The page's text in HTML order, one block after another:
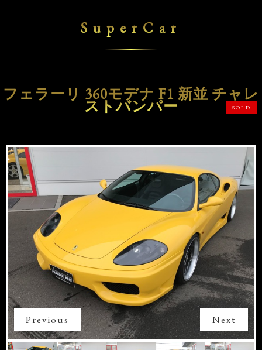
SuperCar
フェラーリ 360モデナ F1 新並 チャレ
ストバンパー SOLD
Previous Next